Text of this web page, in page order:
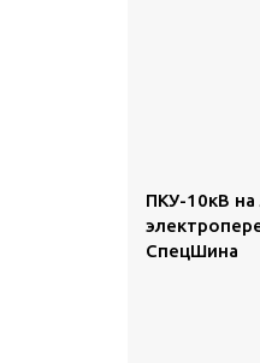
ПКУ-10кВ на
СпецШина